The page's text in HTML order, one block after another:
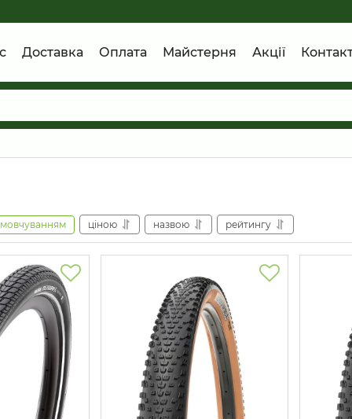
Доставка Оплата Майстерня Акції
ціною назвою рейтингу